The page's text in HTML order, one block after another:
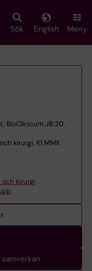
Sök English Meny
BioClinicum J8:20,
kirurgi, K1 MMK
kirurgi